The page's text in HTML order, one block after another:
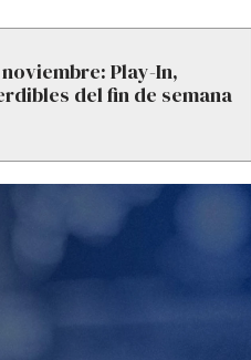
Play-In,
del fin de semana